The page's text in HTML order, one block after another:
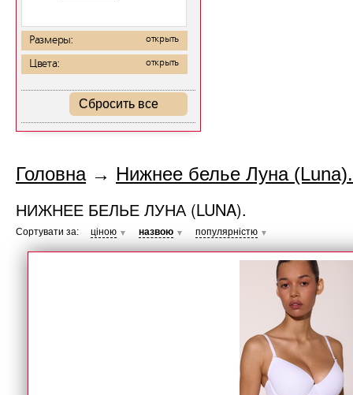
Размеры: открыть
Цвета: открыть
Сбросить все
Головна→ Нижнее белье Луна (Luna).
НИЖНЕЕ БЕЛЬЕ ЛУНА (LUNA).
Сортувати за: ціною ▼ назвою ▼ популярністю ▼